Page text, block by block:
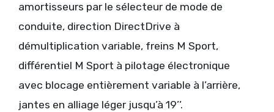
amortisseurs par le sélecteur de mode de
conduite, direction DirectDrive à
démultiplication variable, freins M Sport,
différentiel M Sport à pilotage électronique
avec blocage entièrement variable à l’arrière,
jantes en alliage léger jusqu’à 19’’.